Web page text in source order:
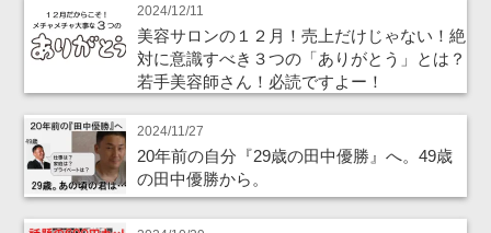
2024/12/11
美容サロンの１２月！売上だけじゃない！絶
対に意識すべき３つの「ありがとう」とは？
若手美容師さん！必読ですよー！
2024/11/27
20年前の自分『29歳の田中優勝』へ。49歳
の田中優勝から。